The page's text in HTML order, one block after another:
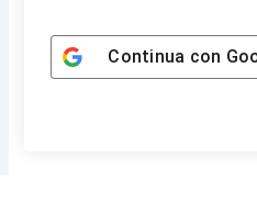
Continua con